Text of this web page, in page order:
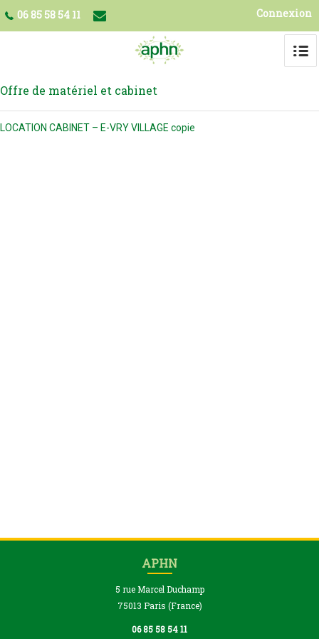
06 85 58 54 11 Connexion
Offre de matériel et cabinet
LOCATION CABINET – E-VRY VILLAGE copie
APHN
5 rue Marcel Duchamp
75013 Paris (France)
06 85 58 54 11